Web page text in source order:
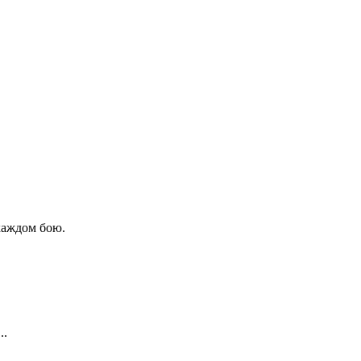
бою.